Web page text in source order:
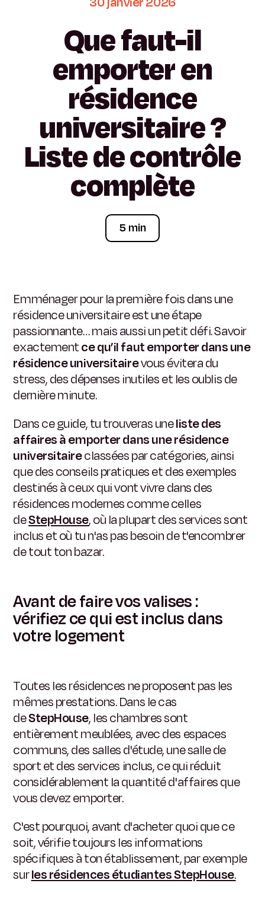
Quefaut-il
emporteren
résidence
universitaire?
Listedecontrôle
complète
5 min
Emménager pour la première fois dans une
résidence universitaire est une étape
passionnante… mais aussi un petit défi. Savoir
exactementce qu’il faut emporter dans une
résidence universitairevous évitera du
stress, des dépenses inutiles et les oublis de
dernière minute.
Dans ce guide, tu trouveras uneliste des
affaires à emporter dans une résidence
universitaireclassées par catégories, ainsi
que des conseils pratiques et des exemples
destinés à ceux qui vont vivre dans des
résidences modernes comme celles
deStepHouse, où la plupart des services sont
inclus et où tu n'as pas besoin de t'encombrer
de tout ton bazar.
Avant de faire vos valises :
vérifiez ce qui est inclus dans
votre logement
Toutes les résidences ne proposent pas les
mêmes prestations. Dans le cas
deStepHouse, les chambres sont
entièrement meublées, avec des espaces
communs, des salles d'étude, une salle de
sport et des services inclus, ce qui réduit
considérablement la quantité d'affaires que
vous devez emporter.
C'est pourquoi, avant d'acheter quoi que ce
soit, vérifie toujours les informations
spécifiques à ton établissement, par exemple
surles résidences étudiantes StepHouse.